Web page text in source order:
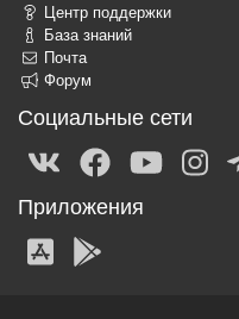
Центр поддержки
База знаний
Почта
Форум
Социальные сети
Приложения